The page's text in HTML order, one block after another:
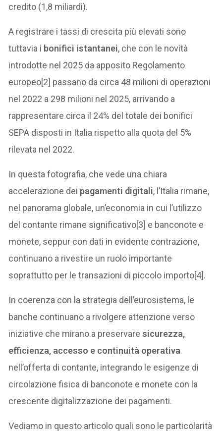
credito (1,8 miliardi).
A registrare i tassi di crescita più elevati sono
tuttavia i bonifici istantanei, che con le novità
introdotte nel 2025 da apposito Regolamento
europeo[2] passano da circa 48 milioni di operazioni
nel 2022 a 298 milioni nel 2025, arrivando a
rappresentare circa il 24% del totale dei bonifici
SEPA disposti in Italia rispetto alla quota del 5%
rilevata nel 2022.
In questa fotografia, che vede una chiara
accelerazione dei pagamenti digitali, l’Italia rimane,
nel panorama globale, un’economia in cui l’utilizzo
del contante rimane significativo[3] e banconote e
monete, seppur con dati in evidente contrazione,
continuano a rivestire un ruolo importante
soprattutto per le transazioni di piccolo importo[4].
In coerenza con la strategia dell’eurosistema, le
banche continuano a rivolgere attenzione verso
iniziative che mirano a preservaresicurezza,
efficienza, accesso e continuità operativa
nell’offerta di contante, integrando le esigenze di
circolazione fisica di banconote e monete con la
crescente digitalizzazione dei pagamenti.
Vediamo in questo articolo quali sono le particolarità